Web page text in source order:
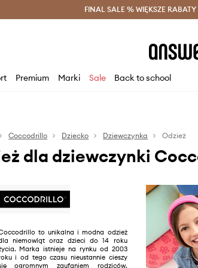
Oszczędzaj z Answear Club >
FINAL SALE % WIĘKSZE RABATY
Premium Marki Sale Back to school
Coccodrillo Dziecko Dziewczynka Odzież
dla dziewczynki
to unikalna i modna odzież
niemowląt oraz dzieci do 14 roku
Marka istnieje na rynku od 2003
i od tego czasu nieustannie cieszy
ogromnym zaufaniem rodziców.